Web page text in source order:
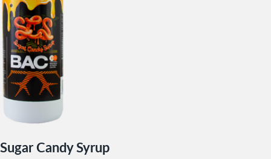
Sugar Candy Syrup